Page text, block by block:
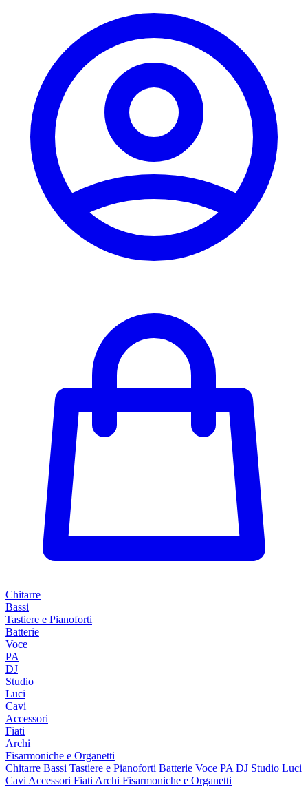
Chitarre
Bassi
Tastiere e Pianoforti
Batterie
Voce
PA
DJ
Studio
Luci
Cavi
Accessori
Fiati
Archi
Fisarmoniche e Organetti
Chitarre Bassi Tastiere e Pianoforti Batterie Voce PA DJ Studio Luci
Cavi Accessori Fiati Archi Fisarmoniche e Organetti